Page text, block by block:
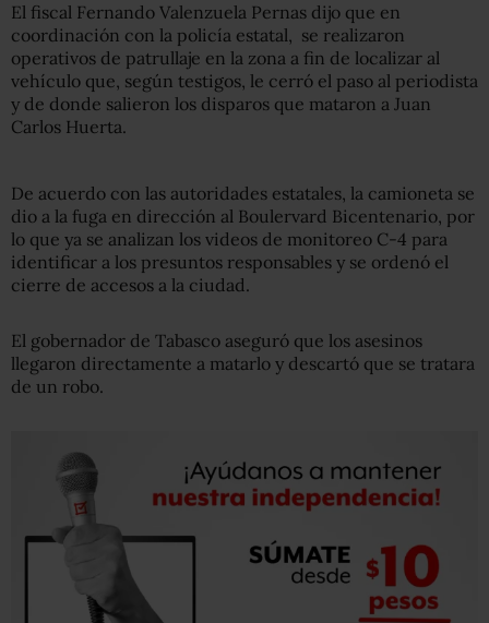
El fiscal Fernando Valenzuela Pernas dijo que en
coordinación con la policía estatal, se realizaron
operativos de patrullaje en la zona a fin de localizar al
vehículo que, según testigos, le cerró el paso al periodista
y de donde salieron los disparos que mataron a Juan
Carlos Huerta.
De acuerdo con las autoridades estatales, la camioneta se
dio a la fuga en dirección al Boulervard Bicentenario, por
lo que ya se analizan los videos de monitoreo C-4 para
identificar a los presuntos responsables y se ordenó el
cierre de accesos a la ciudad.
El gobernador de Tabasco aseguró que los asesinos
llegaron directamente a matarlo y descartó que se tratara
de un robo.